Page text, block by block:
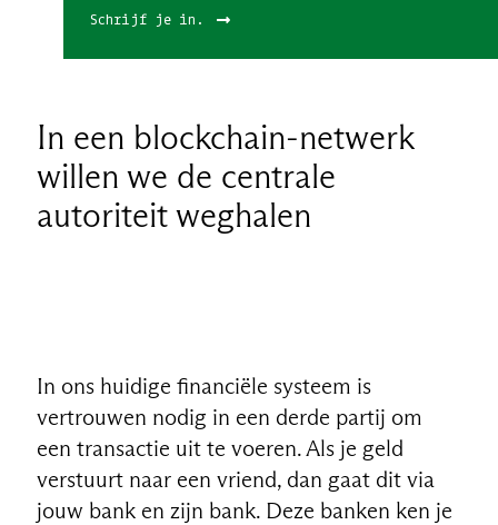
Schrijf je in.
In een blockchain-netwerk
willen we de centrale
autoriteit weghalen
In ons huidige financiële systeem is
vertrouwen nodig in een derde partij om
een transactie uit te voeren. Als je geld
verstuurt naar een vriend, dan gaat dit via
jouw bank en zijn bank. Deze banken ken je